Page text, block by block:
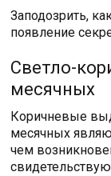
Заподозрить,
появление
Светло-
месячных
Коричневые
месячных
чем